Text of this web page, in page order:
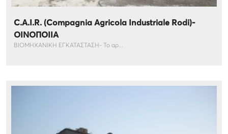
C.A.I.R. (Compagnia Agricola Industriale Rodi)-
ΟΙΝΟΠΟΙΙΑ
ΒΙΟΜΗΧΑΝΙΚΗ ΕΓΚΑΤΑΣΤΑΣΗ- Το αρ...